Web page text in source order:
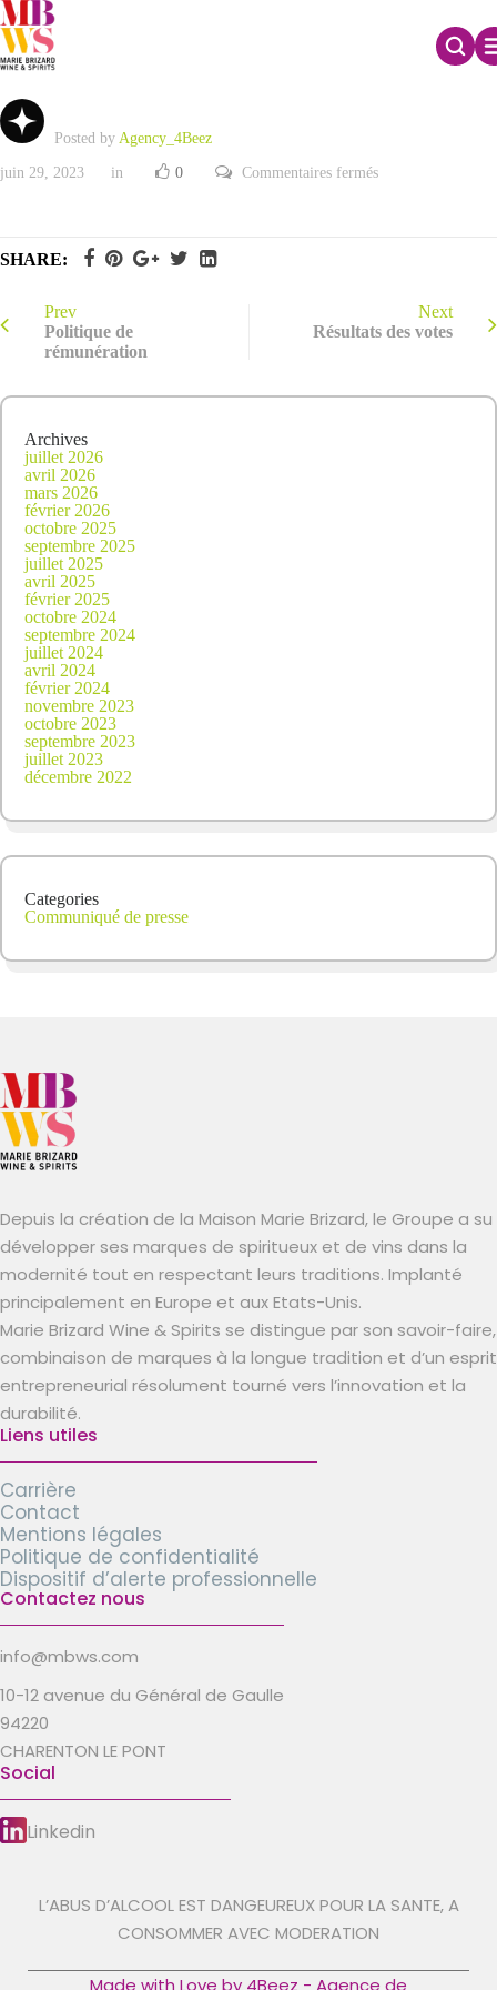
Questions écrites et réponses
Posted by Agency_4Beez
juin 29, 2023 in 0 Commentaires ferméssur
SHARE:
Prev
Politique de
rémunération
Next
Résultats des votes
Archives
juillet 2026
avril 2026
mars 2026
février 2026
octobre 2025
septembre 2025
juillet 2025
avril 2025
février 2025
octobre 2024
septembre 2024
juillet 2024
avril 2024
février 2024
novembre 2023
octobre 2023
septembre 2023
juillet 2023
décembre 2022
Categories
Communiqué de presse
Depuis la création de la Maison Marie Brizard, le Groupe a su
développer ses marques de spiritueux et de vins dans la
modernité tout en respectant leurs traditions. Implanté
principalement en Europe et aux Etats-Unis.
Marie Brizard Wine & Spirits se distingue par son savoir-faire,
combinaison de marques à la longue tradition et d’un esprit
entrepreneurial résolument tourné vers l’innovation et la
durabilité.
Liens utiles
Carrière
Contact
Mentions légales
Politique de confidentialité
Dispositif d’alerte professionnelle
Contactez nous
info@mbws.com
10-12 avenue du Général de Gaulle
94220
CHARENTON LE PONT
Social
Linkedin
L’ABUS D’ALCOOL EST DANGEUREUX POUR LA SANTE, A
CONSOMMER AVEC MODERATION
Made with Love by 4Beez - Agence de